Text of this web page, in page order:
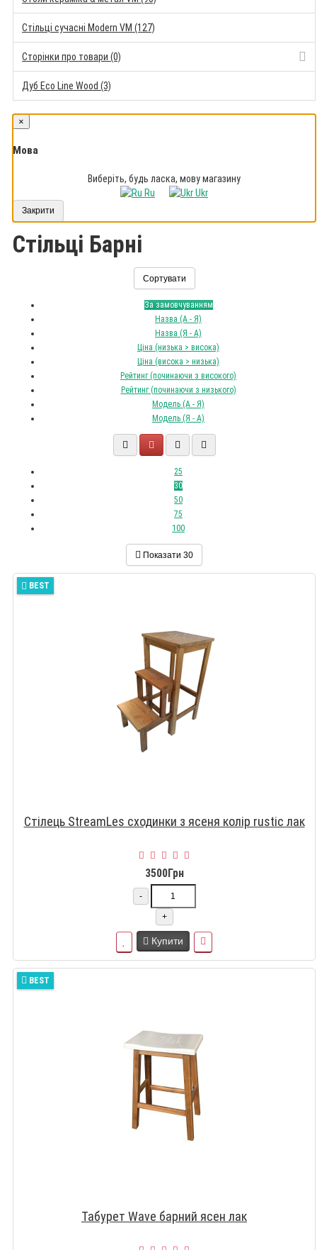
Стільці сучасні Modern VM (127)
Сторінки про товари (0)
Дуб Eco Line Wood (3)
×
Мова
Виберіть, будь ласка, мову магазину
Ru
Ukr
Закрити
Стільці Барні
Сортувати
За замовчуванням
Назва (А - Я)
Назва (Я - А)
Ціна (низька > висока)
Ціна (висока > низька)
Рейтинг (починаючи з високого)
Рейтинг (починаючи з низького)
Модель (А - Я)
Модель (Я - А)
25
30
50
75
100
Показати 30
BEST
Стілець StreamLes сходинки з ясеня колір rustic лак
3500Грн
-
+
Купити
BEST
Табурет Wave барний ясен лак